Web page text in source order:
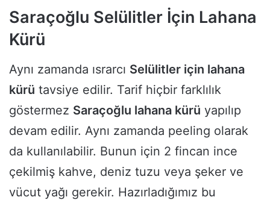
Saraçoğlu Selülitler İçin Lahana
Kürü
Aynı zamanda ısrarcı Selülitler için lahana
kürü tavsiye edilir. Tarif hiçbir farklılık
göstermez Saraçoğlu lahana kürü yapılıp
devam edilir. Aynı zamanda peeling olarak
da kullanılabilir. Bunun için 2 fincan ince
çekilmiş kahve, deniz tuzu veya şeker ve
vücut yağı gerekir. Hazırladığımız bu